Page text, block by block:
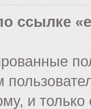
ссылке
и только